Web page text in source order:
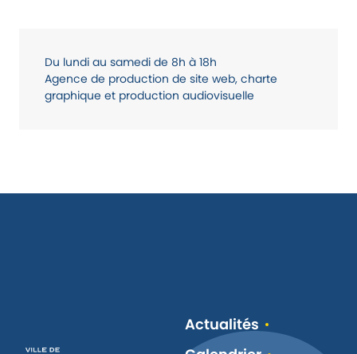
Du lundi au samedi de 8h à 18h
Agence de production de site web, charte
graphique et production audiovisuelle
Actualités